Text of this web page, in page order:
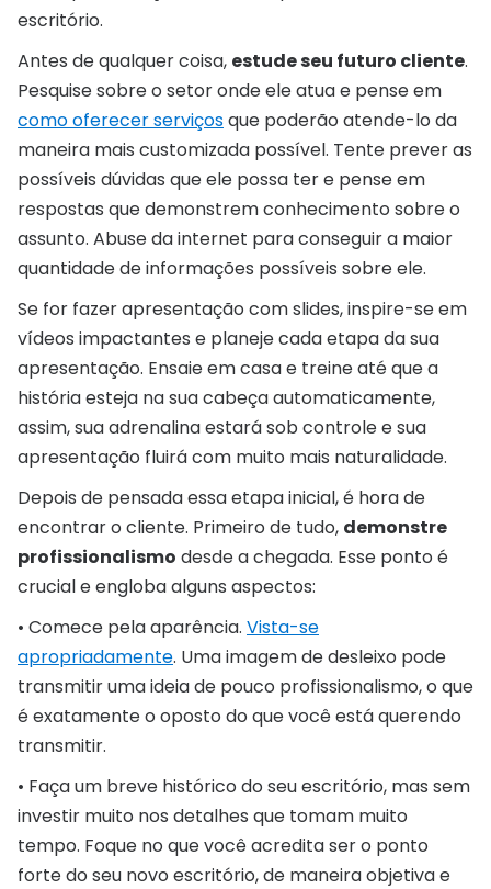
escritório.
Antes de qualquer coisa, estude seu futuro cliente.
Pesquise sobre o setor onde ele atua e pense em
como oferecer serviçosque poderão atende-lo da
maneira mais customizada possível. Tente prever as
possíveis dúvidas que ele possa ter e pense em
respostas que demonstrem conhecimento sobre o
assunto. Abuse da internet para conseguir a maior
quantidade de informações possíveis sobre ele.
Se for fazer apresentação com slides, inspire-se em
vídeos impactantes e planeje cada etapa da sua
apresentação. Ensaie em casa e treine até que a
história esteja na sua cabeça automaticamente,
assim, sua adrenalina estará sob controle e sua
apresentação fluirá com muito mais naturalidade.
Depois de pensada essa etapa inicial, é hora de
encontrar o cliente. Primeiro de tudo, demonstre
profissionalismo desde a chegada. Esse ponto é
crucial e engloba alguns aspectos:
• Comece pela aparência. Vista-se
apropriadamente. Uma imagem de desleixo pode
transmitir uma ideia de pouco profissionalismo, o que
é exatamente o oposto do que você está querendo
transmitir.
• Faça um breve histórico do seu escritório, mas sem
investir muito nos detalhes que tomam muito
tempo. Foque no que você acredita ser o ponto
forte do seu novo escritório, de maneira objetiva e